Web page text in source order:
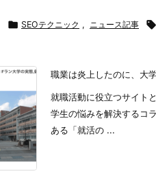
 SEOテクニック , ニュース記事 
職業は炎上したのに、大
就職活動に役立つサイト
学生の悩みを解決するコ
ある「就活の ...